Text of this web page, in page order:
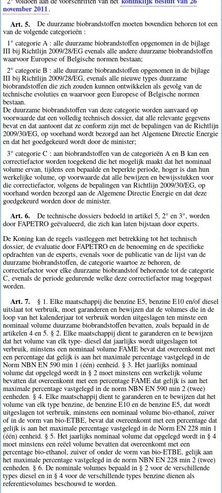
november 2011.
Art. 5.
De duurzame biobrandstoffen moeten bovendien behoren tot een
van de volgende categorieën :
1° categorie A : alle duurzame biobrandstoffen opgenomen in de bijlage
III bij Richtlijn 2009/28/EG evenals alle andere duurzame biobrandstoffen
waarvoor Europese of Belgische normen bestaan;
2° categorie B : alle duurzame biobrandstoffen opgenomen in de bijlage
III bij Richtlijn 2009/28/EG, evenals alle nieuwe types duurzame
biobrandstoffen die zich zouden kunnen ontwikkelen als gevolg van de
technische evoluties en waarvoor geen Europese of Belgische normen
bestaan.
De duurzame biobrandstoffen van deze categorie worden aanvaard op
voorwaarde dat een volledig technisch dossier, dat alle relevante gegevens
bevat en dat aantoont dat ze conform zijn met de bepalingen van de Richtlijn
2009/30/EG, op voorhand wordt bezorgd aan het Algemene Directie Energie
en dat het goedgekeurd wordt door de minister;
3° categorie C : aan biobrandstoffen van de categorieën A en B kan een
correctiefactor worden toegekend die het mogelijk maakt dat het nominaal
volume ervan, tijdens een bepaalde en beperkte periode, hoger is dan hun
werkelijke volume, op voorwaarde dat alle bewijzen en bewijsstukken voor
die correctiefactor, volgens de bepalingen van Richtlijn 2009/30/EG, op
voorhand worden bezorgd aan de Algemene Directie Energie en dat deze
goedgekeurd worden door de minister.
Art. 6.
De technische dossiers bedoeld in artikel 5, 2° en 3°, worden
door FAPETRO geëvalueerd, die zich kan laten bijstaan door experts.
De Koning kan de regels vastleggen met betrekking tot het technisch
dossier, de evaluatie door FAPETRO en de benoeming en de specifieke
opdrachten van de experts, evenals voor de publicatie van de lijst van de
duurzame biobrandstoffen, de categorie waartoe ze behoren, de
correctiefactor voor elke duurzame biobrandstof behorende tot de categorie
C, evenals de periode gedurende welke deze correctiefactor mag toegepast
worden.
Art. 7.
§ 1. Elke maatschappij die benzine E5, benzine E10 en/of diesel
uitslaat tot verbruik, moet garanderen en bewijzen dat de volumes die in de
loop van het kalenderjaar tot verbruik worden uitgeslagen ten minste een
nominaal volume duurzame biobrandstoffen bevatten, zoals bepaald in de
artikelen 4 en 5. § 2. Elke maatschappij dient te garanderen en te bewijzen
dat het volume van elk type- diesel dat jaarlijks wordt uitgeslagen tot
verbruik, minstens een nominaal volume FAME bevat dat overeenkomt met
een percentage dat gelijk is aan het maximale percentage vastgelegd in de
Norm NBN EN 590 min 1 (één) eenheid. § 3. Het jaarlijks nominaal
volume dat opgelegd wordt in § 2 moet minstens een werkelijk volume
bevatten dat overeenkomt met een percentage FAME dat gelijk is aan het
maximale percentage vastgelegd in de norm NBN EN 590 min 2 (twee)
eenheden. § 4. Elke maatschappij dient te garanderen en te bewijzen dat het
volume van elk type benzine, de benzine E10 en de benzine E5, dat wordt
uitgeslagen tot verbruik, minstens een nominaal volume bio-ethanol, zuiver
of in de vorm van bio-ETBE, bevat dat overeenkomt met een percentage dat
gelijk is aan het maximale percentage vastgelegd in de Norm EN 228 min 1
(één) eenheid. § 5. Het jaarlijks nominaal volume dat opgelegd wordt in § 4
moet minstens een reëel volume bevatten dat overeenkomt met een
percentage bio-ethanol, zuiver of onder de vorm van bio-ETBE, gelijk aan
het maximale percentage vastgelegd in de norm NBN EN 228 min 2 (twee)
eenheden. § 6. De nominale volumes bepaald in § 2 voor de verschillende
types diesel en in § 4 voor de verschillende types benzine dienen als
referentievolumes beschouwd te worden.